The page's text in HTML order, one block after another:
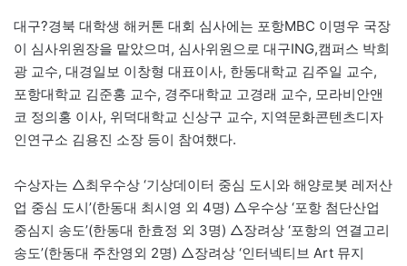
대구?경북 대학생 해커톤 대회 심사에는 포항MBC 이명우 국장
이 심사위원장을 맡았으며, 심사위원으로 대구ING,캠퍼스 박희
광 교수, 대경일보 이창형 대표이사, 한동대학교 김주일 교수,
포항대학교 김준홍 교수, 경주대학교 고경래 교수, 모라비안앤
코 정의홍 이사, 위덕대학교 신상구 교수, 지역문화콘텐츠디자
인연구소 김용진 소장 등이 참여했다.
수상자는 △최우수상 ‘기상데이터 중심 도시와 해양로봇 레저산
업 중심 도시’(한동대 최시영 외 4명) △우수상 ‘포항 첨단산업
중심지 송도’(한동대 한효정 외 3명) △장려상 ‘포항의 연결고리
송도’(한동대 주찬영외 2명) △장려상 ‘인터넥티브 Art 뮤지